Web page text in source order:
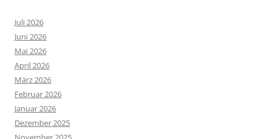
Juli 2026
Juni 2026
Mai 2026
April 2026
März 2026
Februar 2026
Januar 2026
Dezember 2025